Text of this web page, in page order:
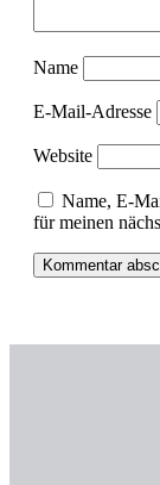
Name
E-Mail-Adresse
Website
Name, E-
für meinen